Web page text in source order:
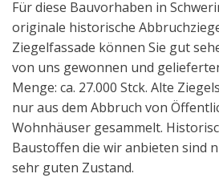
Für diese Bauvorhaben in
originale historische
Ziegelfassade können Sie gut
von uns gewonnen und
Menge: ca. 27.000 Stck. Alte
nur aus dem Abbruch von
Wohnhäuser gesammelt.
Baustoffen die wir anbieten sind
sehr guten Zustand.